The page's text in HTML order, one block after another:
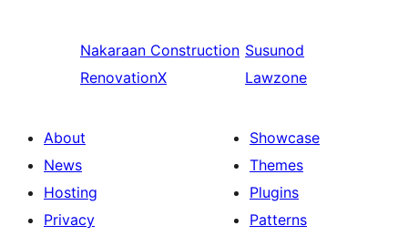
Nakaraan Construction
RenovationX
Susunod
Lawzone
About
News
Hosting
Privacy
Showcase
Themes
Plugins
Patterns